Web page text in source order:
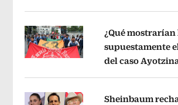
Opens in new window
¿Qué mostrarían
supuestamente
del caso
Sheinbaum